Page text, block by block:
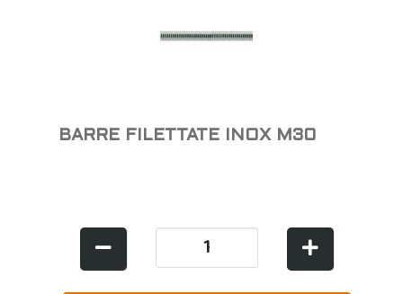
BARRE FILETTATE INOX M30